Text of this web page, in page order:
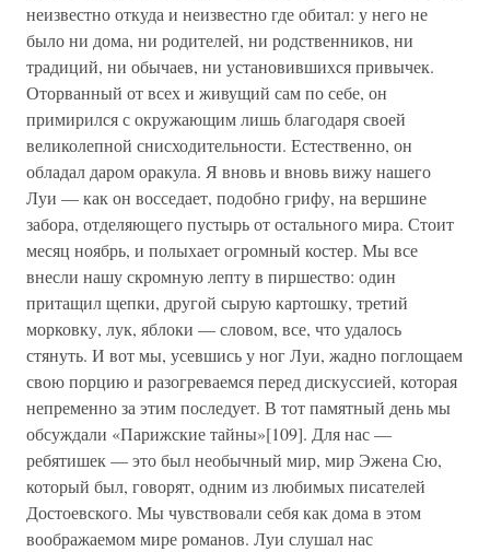
неизвестно откуда и неизвестно где обитал: у него не
было ни дома, ни родителей, ни родственников, ни
традиций, ни обычаев, ни установившихся привычек.
Оторванный от всех и живущий сам по себе, он
примирился с окружающим лишь благодаря своей
великолепной снисходительности. Естественно, он
обладал даром оракула. Я вновь и вновь вижу нашего
Луи — как он восседает, подобно грифу, на вершине
забора, отделяющего пустырь от остального мира. Стоит
месяц ноябрь, и полыхает огромный костер. Мы все
внесли нашу скромную лепту в пиршество: один
притащил щепки, другой сырую картошку, третий
морковку, лук, яблоки — словом, все, что удалось
стянуть. И вот мы, усевшись у ног Луи, жадно поглощаем
свою порцию и разогреваемся перед дискуссией, которая
непременно за этим последует. В тот памятный день мы
обсуждали «Парижские тайны»[109]. Для нас —
ребятишек — это был необычный мир, мир Эжена Сю,
который был, говорят, одним из любимых писателей
Достоевского. Мы чувствовали себя как дома в этом
воображаемом мире романов. Луи слушал нас